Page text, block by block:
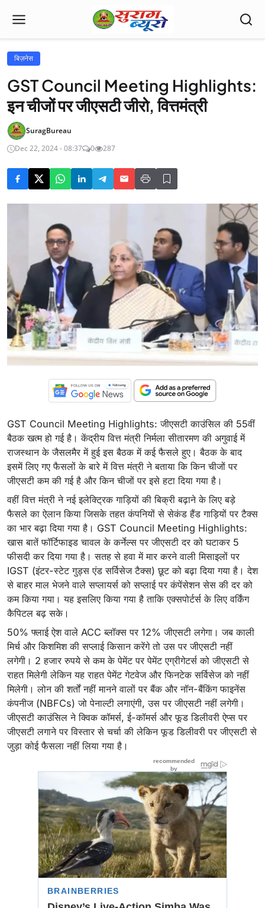
बिज़नेस
GST Council Meeting Highlights:
इन चीजों पर जीएसटी जीरो, वित्तमंत्री
SuragBureau
Dec 22, 2024 - 08:37
0 287
GST Council Meeting Highlights: जीएसटी काउंसिल की 55वीं
बैठक खत्म हो गई है। केंद्रीय वित्त मंत्री निर्मला सीतारमण की अगुवाई में
राजस्थान के जैसलमैर में हुई इस बैठक में कई फैसले हुए। बैठक के बाद
इसमें लिए गए फैसलों के बारे में वित्त मंत्री ने बताया कि किन चीजों पर
जीएसटी कम की गई है और किन चीजों पर इसे हटा दिया गया है।
वहीं वित्त मंत्री ने नई इलेक्ट्रिक गाड़ियों की बिक्री बढ़ाने के लिए बड़े
फैसले का ऐलान किया जिसके तहत कंपनियों से सेकंड हैंड गाड़ियों पर टैक्स
का भार बढ़ा दिया गया है। GST Council Meeting Highlights:
खास बातें फॉर्टिफाइड चावल के कर्नेल्स पर जीएसटी दर को घटाकर 5
फीसदी कर दिया गया है। सतह से हवा में मार करने वाली मिसाइलों पर
IGST (इंटर-स्टेट गुड्स एंड सर्विसेज टैक्स) छूट को बढ़ा दिया गया है। देश
से बाहर माल भेजने वाले सप्लायर्स को सप्लाई पर कंपेंसेशन सेस की दर को
कम किया गया। यह इसलिए किया गया है ताकि एक्सपोर्टर्स के लिए वर्किंग
कैपिटल बढ़ सके।
50% फ्लाई ऐश वाले ACC ब्लॉक्स पर 12% जीएसटी लगेगा। जब काली
मिर्च और किशमिश की सप्लाई किसान करेंगे तो उस पर जीएसटी नहीं
लगेगी। 2 हजार रुपये से कम के पेमेंट पर पेमेंट एग्रीगेटर्स को जीएसटी से
राहत मिलेगी लेकिन यह राहत पेमेंट गेटवेज और फिनटेक सर्विसेज को नहीं
मिलेगी। लोन की शर्तों नहीं मानने वालों पर बैंक और नॉन-बैंकिंग फाइनेंस
कंपनीज (NBFCs) जो पेनाल्टी लगाएंगी, उस पर जीएसटी नहीं लगेगी।
जीएसटी काउंसिल ने क्विक कॉमर्स, ई-कॉमर्स और फूड डिलीवरी ऐप्स पर
जीएसटी लगाने पर विस्तार से चर्चा की लेकिन फूड डिलीवरी पर जीएसटी से
जुड़ा कोई फैसला नहीं लिया गया है।